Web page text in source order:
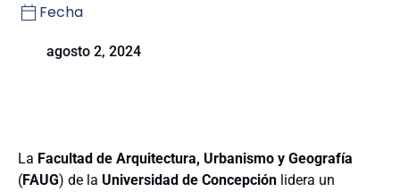
Fecha
agosto 2, 2024
La Facultad de Arquitectura, Urbanismo y Geografía
(FAUG) de la Universidad de Concepción lidera un